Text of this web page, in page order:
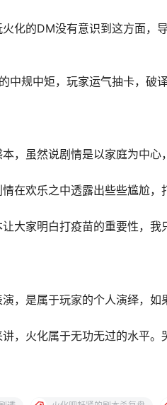
化的DM没有意识到这方面，
中规中矩，玩家运气抽卡，破
，虽然说剧情是以家庭为中心
在欢乐之中透露出些些尴尬，
大家明白打疫苗的重要性，我
，是属于玩家的个人演绎，
，火化属于无功无过的水平